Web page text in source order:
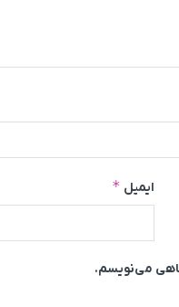
ایمیل *
می‌نویسم.